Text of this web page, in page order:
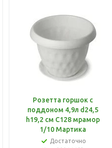
Розетта горшок с
поддоном 4,9л d24,5
h19,2 см С128 мрамор
1/10 Мартика
Достаточно